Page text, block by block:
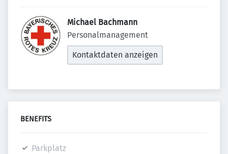
Michael Bachmann
Personalmanagement
Kontaktdaten anzeigen
BENEFITS
Parkplatz